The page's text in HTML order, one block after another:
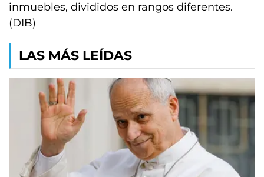
inmuebles, divididos en rangos diferentes.
(DIB)
LAS MÁS LEÍDAS